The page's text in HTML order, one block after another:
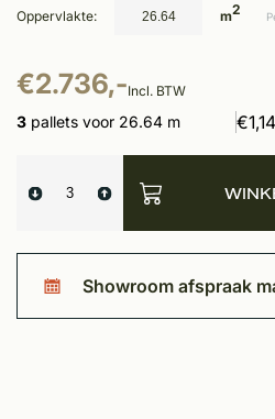
Oppervlakte: m2
€2.736,-Incl. BTW
3 pallets voor 26.64 m €1,14
Showroom afspraak